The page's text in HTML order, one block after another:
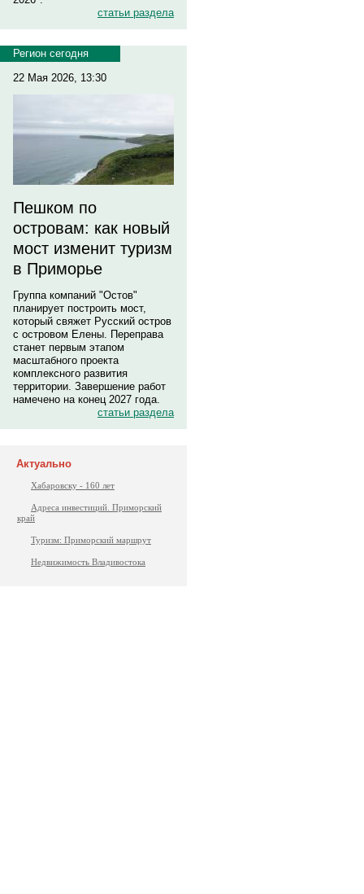
статьи раздела
Регион сегодня
22 Мая 2026, 13:30
Пешком по
островам: как новый
мост изменит туризм
в Приморье
Группа компаний "Остов"
планирует построить мост,
который свяжет Русский остров
с островом Елены. Переправа
станет первым этапом
масштабного проекта
комплексного развития
территории. Завершение работ
намечено на конец 2027 года.
статьи раздела
Актуально
Хабаровску - 160 лет
Адреса инвестиций. Приморский
край
Туризм: Приморский маршрут
Недвижимость Владивостока